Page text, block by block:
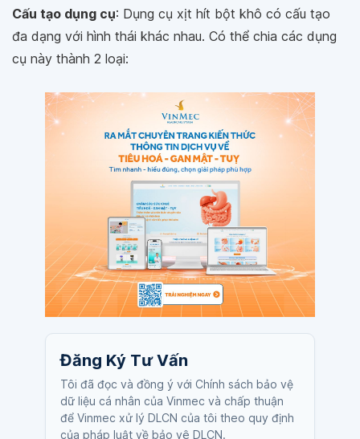
Cấu tạo dụng cụ: Dụng cụ xịt hít bột khô có cấu tạo
đa dạng với hình thái khác nhau. Có thể chia các dụng
cụ này thành 2 loại:
Đăng Ký Tư Vấn
Tôi đã đọc và đồng ý với Chính sách bảo vệ
dữ liệu cá nhân của Vinmec và chấp thuận
để Vinmec xử lý DLCN của tôi theo quy định
của pháp luật về bảo vệ DLCN.